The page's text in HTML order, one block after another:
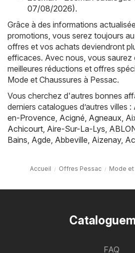
07/08/2026).
Grâce à des informations
promotions, vous serez toujours
offres et vos achats deviendront
efficaces. Avec nous, vous saurez
meilleures réductions et offres
Mode et Chaussures à Pessac.
Vous cherchez d'autres bonnes
derniers catalogues d’autres villes :
en-Provence, Acigné, Agneaux,
Achicourt, Aire-Sur-La-Lys,
Bains, Agde, Abbeville, Aizenay,
Accueil Offres Pessac Mode et
FAQ